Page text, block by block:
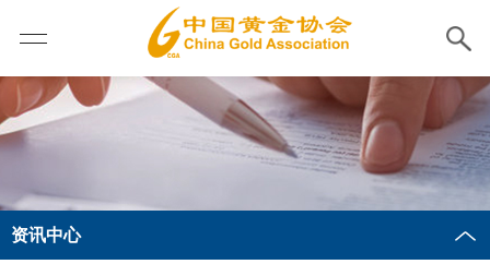
资讯中心